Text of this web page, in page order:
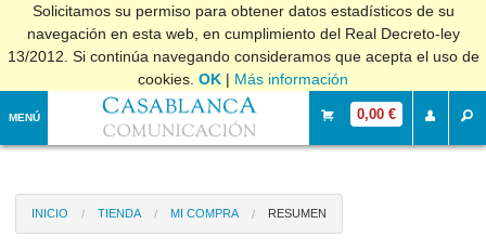
Solicitamos su permiso para obtener datos estadísticos de su
navegación en esta web, en cumplimiento del Real Decreto-ley
13/2012. Si continúa navegando consideramos que acepta el uso de
cookies. OK | Más información
MENÚ 0,00 €
INICIO TIENDA MI COMPRA RESUMEN